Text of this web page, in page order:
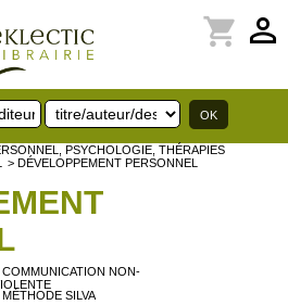
perm_identity
shopping_cart
PSYCHOLOGIE, THÉRAPIES
> DÉVELOPPEMENT PERSONNEL
COMMUNICATION NON-
MÉTHODE SILVA